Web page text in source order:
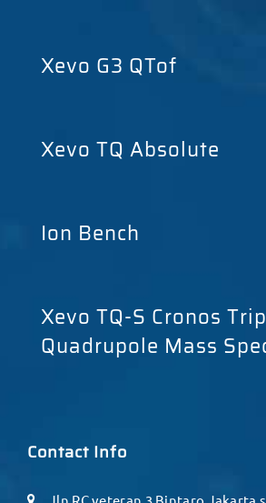
Xevo G3 QTof
Xevo TQ Absolute
Ion Bench
Xevo TQ-S Cronos
Quadrupole Mass
Contact Info